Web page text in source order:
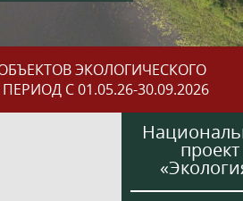
ЭКОЛОГИЧЕСКОГО
С 01.05.26-30.09.2026
проект